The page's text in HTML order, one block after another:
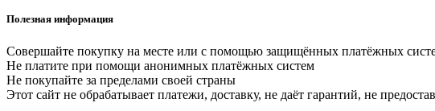
Полезная информация
Совершайте покупку на месте или с помощью защищённых платёжных
Не платите при помощи анонимных платёжных систем
Не покупайте за пределами своей страны
Этот сайт не обрабатывает платежи, доставку, не даёт гарантий, не